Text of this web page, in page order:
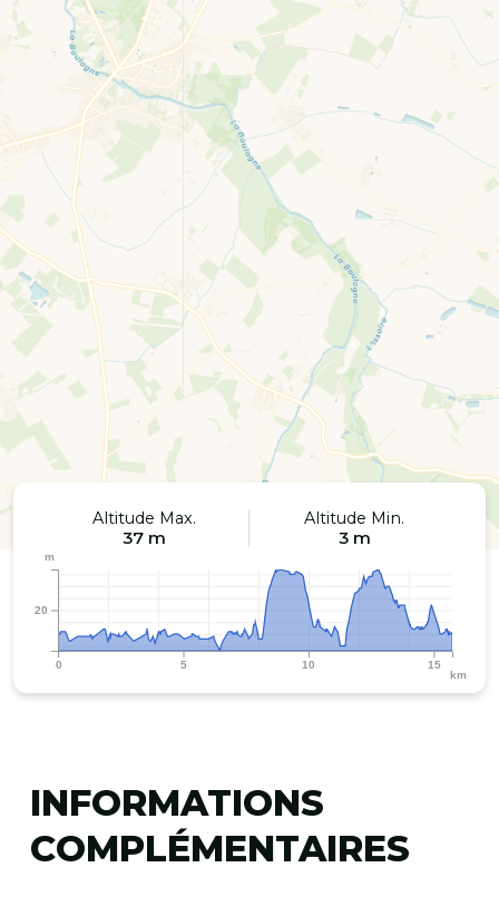
Altitude Max.
37 m
Altitude Min.
3 m
0 5 10 15
km
20
m
INFORMATIONS
COMPLÉMENTAIRES